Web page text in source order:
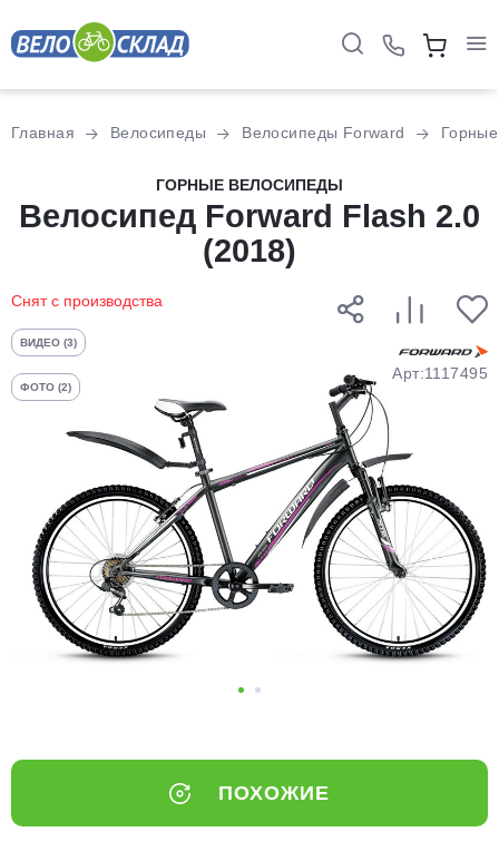
Главная Велосипеды Велосипеды Forward Горные
ГОРНЫЕ ВЕЛОСИПЕДЫ
Велосипед Forward Flash 2.0
(2018)
Снят с производства
ВИДЕО (3)
ФОТО (2)
Арт:1117495
ПОХОЖИЕ
Разбейте
оплатуна части
без переплат
График платежей
%
Добавляйте товары
в корзину
Оплачивайте сегодня только
25% картой любого банка
выбранный способом
Оставшиеся75% будут